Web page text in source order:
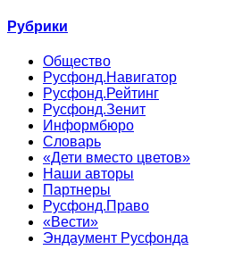
Рубрики
Общество
Русфонд.Навигатор
Русфонд.Рейтинг
Русфонд.Зенит
Информбюро
Словарь
«Дети вместо цветов»
Наши авторы
Партнеры
Русфонд.Право
«Вести»
Эндаумент Русфонда